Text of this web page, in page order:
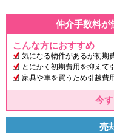
仲介手数料が
こんな方におすすめ
気になる物件があるが初期
とにかく初期費用を抑えて
家具や車を買うため引越費
今
売